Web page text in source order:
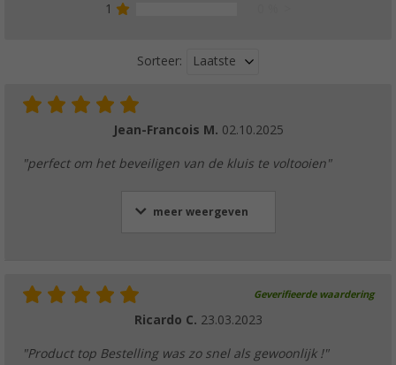
1
Sorteer: Laatste
Jean-Francois M. 02.10.2025
"perfect om het beveiligen van de kluis te voltooien"
meer weergeven
Geverifieerde waardering
Ricardo C. 23.03.2023
"Product top Bestelling was zo snel als gewoonlijk !"